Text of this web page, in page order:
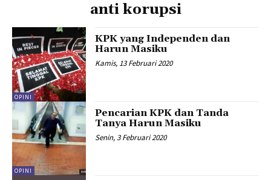
anti korupsi
OPINI
KPK yang Independen dan
Harun Masiku
Kamis, 13 Februari 2020
OPINI
Pencarian KPK dan Tanda
Tanya Harun Masiku
Senin, 3 Februari 2020